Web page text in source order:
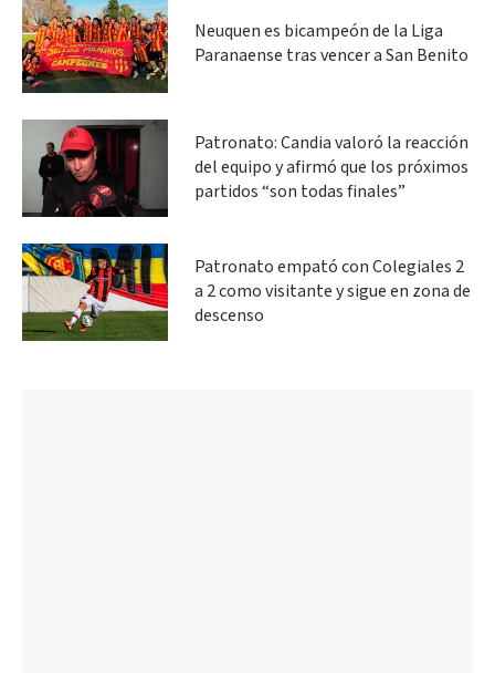
Neuquen es bicampeón de la Liga
Paranaense tras vencer a San Benito
Patronato: Candia valoró la reacción
del equipo y afirmó que los próximos
partidos “son todas finales”
Patronato empató con Colegiales 2
a 2 como visitante y sigue en zona de
descenso